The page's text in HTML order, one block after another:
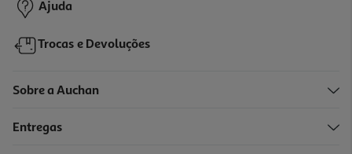
Ajuda
Trocas e Devoluções
Sobre a Auchan
Entregas